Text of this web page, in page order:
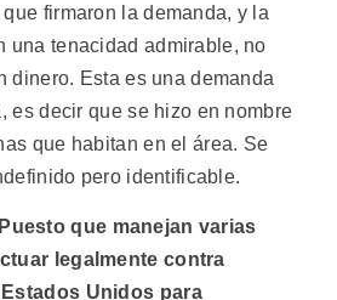
firmaron la demanda, y la
una tenacidad admirable, no
dinero. Esta es una demanda
es decir que se hizo en nombre
que habitan en el área. Se
pero identificable.
que manejan varias
legalmente contra
Unidos para